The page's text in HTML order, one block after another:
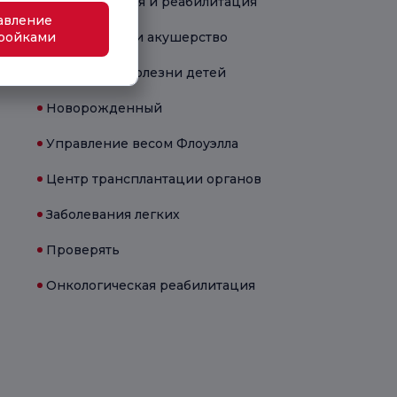
Гинекология и акушерство
Здоровье и болезни детей
Новорожденный
Управление весом Флоуэлла
Центр трансплантации органов
Заболевания легких
Проверять
Онкологическая реабилитация